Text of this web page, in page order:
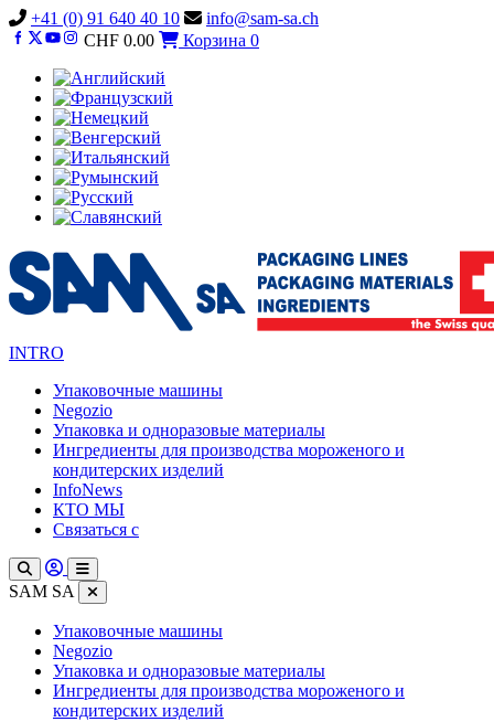
Vai
al
+41 (0) 91 640 40 10
info@sam-sa.ch
CHF 0.00 Корзина 0
INTRO
Упаковочные машины
Negozio
Упаковка и одноразовые материалы
Ингредиенты для производства мороженого и
кондитерских изделий
InfoNews
КТО МЫ
Связаться с
SAM SA
Упаковочные машины
Negozio
Упаковка и одноразовые материалы
Ингредиенты для производства мороженого и
кондитерских изделий